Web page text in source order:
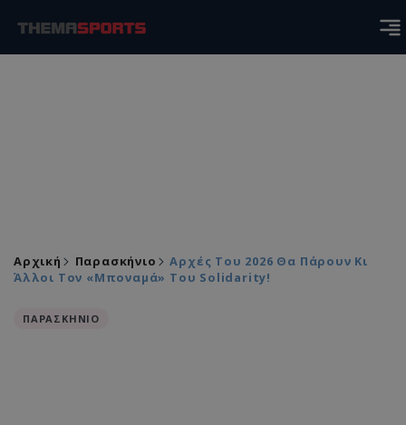
Αρχική Παρασκήνιο
Αρχές Του 2026 Θα Πάρουν Κι
Άλλοι Τον «μποναμά» Του Solidarity!
ΠΑΡΑΣΚΗΝΙΟ